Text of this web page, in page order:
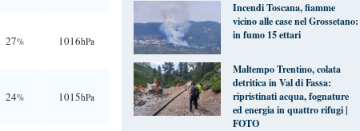
27% 1016hPa
24% 1015hPa
Incendi Toscana, fiamme
vicino alle case nel Grossetano:
in fumo 15 ettari
Maltempo Trentino, colata
detritica in Val di Fassa:
ripristinati acqua, fognature
ed energia in quattro rifugi |
FOTO